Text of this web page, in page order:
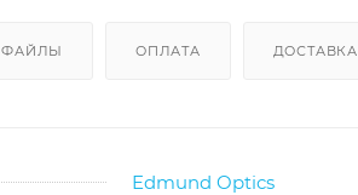
ФАЙЛЫ ОПЛАТА ДОСТАВКА
Edmund Optics